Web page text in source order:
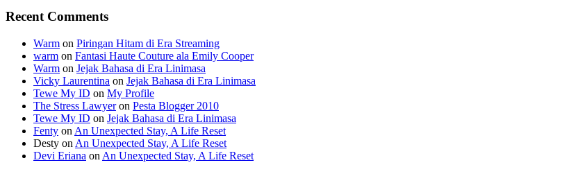
Recent Comments
Warm on Piringan Hitam di Era Streaming
warm on Fantasi Haute Couture ala Emily Cooper
Warm on Jejak Bahasa di Era Linimasa
Vicky Laurentina on Jejak Bahasa di Era Linimasa
Tewe My ID on My Profile
The Stress Lawyeron Pesta Blogger 2010
Tewe My ID on Jejak Bahasa di Era Linimasa
Fenty on An Unexpected Stay, A Life Reset
Desty on An Unexpected Stay, A Life Reset
Devi Eriana on An Unexpected Stay, A Life Reset